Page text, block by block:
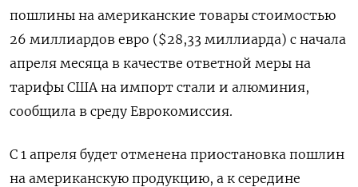
пошлины на американские товары стоимостью
26 миллиардов евро ($28,33 миллиарда) с начала
апреля месяца в качестве ответной меры на
тарифы США на импорт стали и алюминия,
сообщила в среду Еврокомиссия.
С 1 апреля будет отменена приостановка пошлин
на американскую продукцию, а к середине